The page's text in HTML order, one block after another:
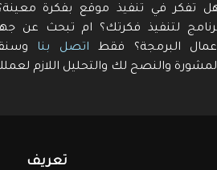
تفكر في تنفيذ موقع بفكرة
لتنفيذ فكرتك؟ ام تبحث عن
البرمجة؟ فقط اتصل بنا
والنصح لك والتحليل اللازم
تعريف